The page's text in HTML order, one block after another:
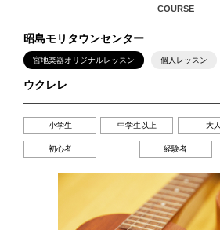
COURSE
昭島モリタウンセンター
宮地楽器オリジナルレッスン 個人レッスン
ウクレレ
小学生 中学生以上 大人
初心者 経験者